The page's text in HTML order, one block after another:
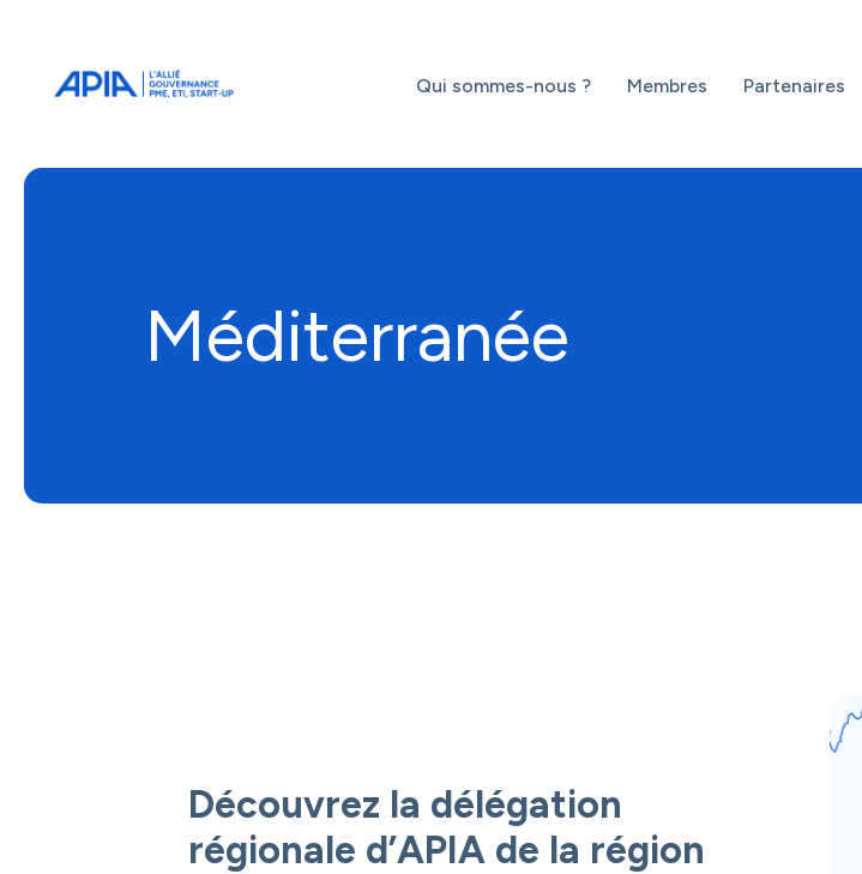
IndépendantsQui sommes-nous ? Membres Partenaires
Méditerranée
Découvrez la délégation
régionale d’APIA de la région